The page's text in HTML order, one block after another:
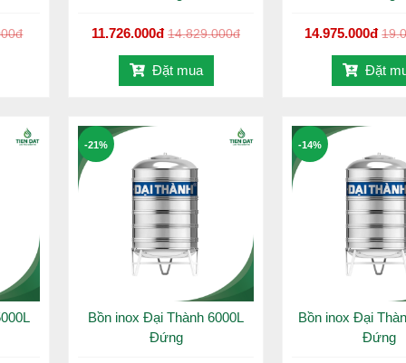
11.726.000đ 14.829.000đ
Đặt mua
14.975.000đ
Đặt
Bồn inox Đại Thành 6000L
Đứng
-21%
Bồn inox Đại
Đứng
-14%